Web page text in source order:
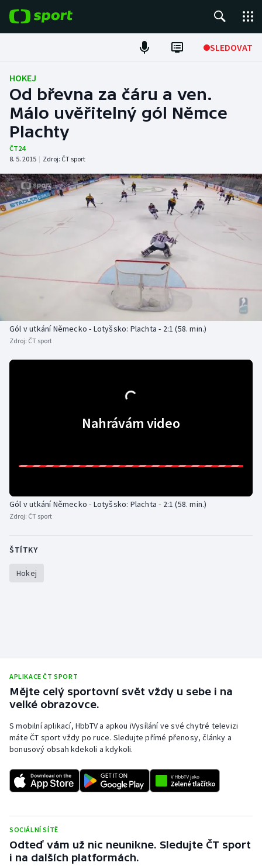
SLEDOVAT
Fotbal
Hokej
Tenis
Atletika
Cyklistika
DALŠÍ SPORTY
Biatlon
Florbal
Futsal
Golf
Gymnastika
Házená
Lezení
Lyže a snowboard
Moderní pětiboj
Motorsport
Parasport
Plavání
Aplikace ČT sport
HOKEJ
Od břevna za čáru a ven.
Málo uvěřitelný gól Němce
Plachty
ČT24
8. 5. 2015 | Zdroj: ČT sport
Gól v utkání Německo - Lotyšsko: Plachta - 2:1 (58. min.)
Zdroj: ČT sport
Nahrávám video
Gól v utkání Německo - Lotyšsko: Plachta - 2:1 (58. min.)
Zdroj: ČT sport
ŠTÍTKY
Hokej
APLIKACE ČT SPORT
Mějte celý sportovní svět vždy u sebe i na
velké obrazovce.
S mobilní aplikací, HbbTV a apkou iVysílání ve své chytré televizi
máte ČT sport vždy po ruce. Sledujte přímé přenosy, články a
bonusový obsah kdekoli a kdykoli.
SOCIÁLNÍ SÍTĚ
Odteď vám už nic neunikne. Sledujte ČT sport
i na dalších platformách.